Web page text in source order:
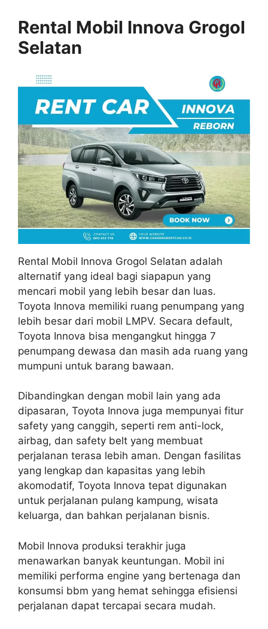
Rental Mobil Innova Grogol
Selatan
Rental Mobil Innova Grogol Selatan adalah
alternatif yang ideal bagi siapapun yang
mencari mobil yang lebih besar dan luas.
Toyota Innova memiliki ruang penumpang yang
lebih besar dari mobil LMPV. Secara default,
Toyota Innova bisa mengangkut hingga 7
penumpang dewasa dan masih ada ruang yang
mumpuni untuk barang bawaan.
Dibandingkan dengan mobil lain yang ada
dipasaran, Toyota Innova juga mempunyai fitur
safety yang canggih, seperti rem anti-lock,
airbag, dan safety belt yang membuat
perjalanan terasa lebih aman. Dengan fasilitas
yang lengkap dan kapasitas yang lebih
akomodatif, Toyota Innova tepat digunakan
untuk perjalanan pulang kampung, wisata
keluarga, dan bahkan perjalanan bisnis.
Mobil Innova produksi terakhir juga
menawarkan banyak keuntungan. Mobil ini
memiliki performa engine yang bertenaga dan
konsumsi bbm yang hemat sehingga efisiensi
perjalanan dapat tercapai secara mudah.